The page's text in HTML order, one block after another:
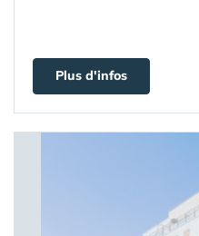
Plus d'infos